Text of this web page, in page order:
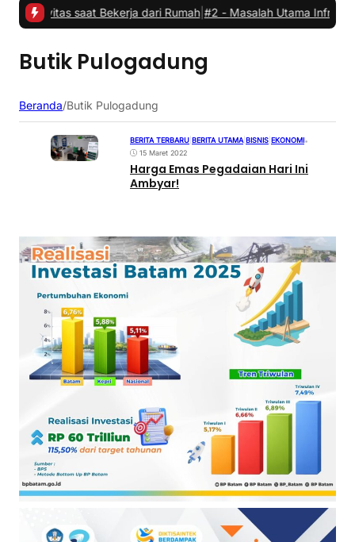
saat Bekerja dari Rumah |#2 -Masalah Utama Infrastruktur
Butik Pulogadung
Beranda/Butik Pulogadung
BERITA TERBARU BERITA UTAMA BISNIS EKONOMI•
15 Maret 2022
Harga Emas Pegadaian Hari Ini
Ambyar!